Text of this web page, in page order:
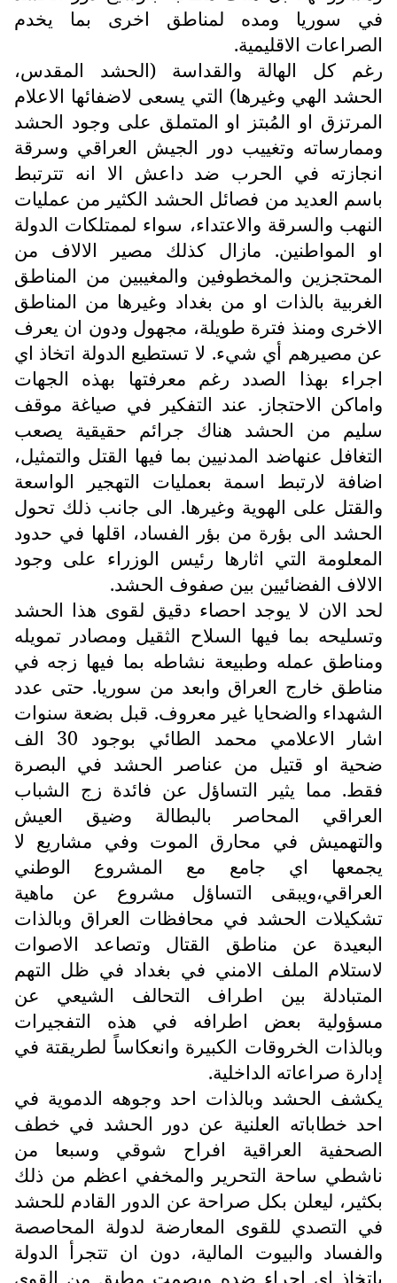
في سوريا ومده لمناطق اخرى بما يخدم
الصراعات الاقليمية.
رغم كل الهالة والقداسة (الحشد المقدس،
الحشد الهي وغيرها) التي يسعى لاضفائها الاعلام
المرتزق او المُبتز او المتملق على وجود الحشد
وممارساته وتغييب دور الجيش العراقي وسرقة
انجازته في الحرب ضد داعش الا انه تترتبط
باسم العديد من فصائل الحشد الكثير من عمليات
النهب والسرقة والاعتداء، سواء لممتلكات الدولة
او المواطنين. مازال كذلك مصير الالاف من
المحتجزين والمخطوفين والمغيبين من المناطق
الغربية بالذات او من بغداد وغيرها من المناطق
الاخرى ومنذ فترة طويلة، مجهول ودون ان يعرف
عن مصيرهم أي شيء. لا تستطيع الدولة اتخاذ اي
اجراء بهذا الصدد رغم معرفتها بهذه الجهات
واماكن الاحتجاز. عند التفكير في صياغة موقف
سليم من الحشد هناك جرائم حقيقية يصعب
التغافل عنهاضد المدنيين بما فيها القتل والتمثيل،
اضافة لارتبط اسمة بعمليات التهجير الواسعة
والقتل على الهوية وغيرها. الى جانب ذلك تحول
الحشد الى بؤرة من بؤر الفساد، اقلها في حدود
المعلومة التي اثارها رئيس الوزراء على وجود
الالاف الفضائيين بين صفوف الحشد.
لحد الان لا يوجد احصاء دقيق لقوى هذا الحشد
وتسليحه بما فيها السلاح الثقيل ومصادر تمويله
ومناطق عمله وطبيعة نشاطه بما فيها زجه في
مناطق خارج العراق وابعد من سوريا. حتى عدد
الشهداء والضحايا غير معروف. قبل بضعة سنوات
اشار الاعلامي محمد الطائي بوجود 30 الف
ضحية او قتيل من عناصر الحشد في البصرة
فقط. مما يثير التساؤل عن فائدة زج الشباب
العراقي المحاصر بالبطالة وضيق العيش
والتهميش في محارق الموت وفي مشاريع لا
يجمعها اي جامع مع المشروع الوطني
العراقي،ويبقى التساؤل مشروع عن ماهية
تشكيلات الحشد في محافظات العراق وبالذات
البعيدة عن مناطق القتال وتصاعد الاصوات
لاستلام الملف الامني في بغداد في ظل التهم
المتبادلة بين اطراف التحالف الشيعي عن
مسؤولية بعض اطرافه في هذه التفجيرات
وبالذات الخروقات الكبيرة وانعكاساً لطريقتة في
إدارة صراعاته الداخلية.
يكشف الحشد وبالذات احد وجوهه الدموية في
احد خطاباته العلنية عن دور الحشد في خطف
الصحفية العراقية افراح شوقي وسبعا من
ناشطي ساحة التحرير والمخفي اعظم من ذلك
بكثير، ليعلن بكل صراحة عن الدور القادم للحشد
في التصدي للقوى المعارضة لدولة المحاصصة
والفساد والبيوت المالية، دون ان تتجرأ الدولة
باتخاذ اي اجراء ضده وبصمت مطبق من القوى